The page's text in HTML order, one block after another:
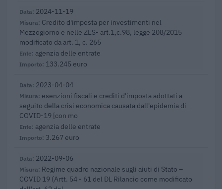
2024-11-19
Credito d'imposta per investimenti nel
Mezzogiorno e nelle ZES- art.1,c.98, legge 208/2015
modificato da art. 1, c. 265
agenzia delle entrate
133.245 euro
2023-04-04
esenzioni fiscali e crediti d'imposta adottati a
seguito della crisi economica causata dall'epidemia di
COVID-19 [con mo
agenzia delle entrate
3.267 euro
2022-09-06
Regime quadro nazionale sugli aiuti di Stato –
COVID 19 (Artt. 54 - 61 del DL Rilancio come modificato